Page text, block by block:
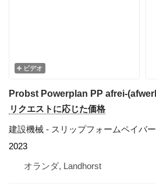
ビデオ
リクエストに応じた価格
建設機械 - スリップフォームペイバー
2023
オランダ, Landhorst